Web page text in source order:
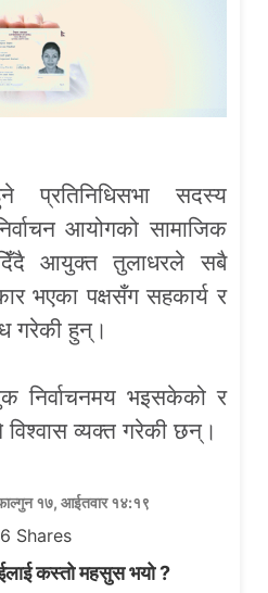
प्रतिनिधिसभा सदस्य
आयोगको सामाजिक
आयुक्त तुलाधरले सबै
भएका पक्षसँग सहकार्य र
गरेकी हुन्।
निर्वाचनमय भइसकेको र
विश्वास व्यक्त गरेकी छन्।
१७, आईतवार १४:१९
Shares
कस्तो महसुस भयो ?